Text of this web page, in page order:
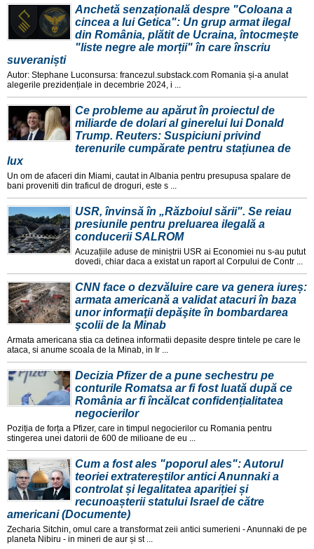
Anchetă senzațională despre "Coloana a
cincea a lui Getica": Un grup armat ilegal
din România, plătit de Ucraina, întocmește
"liste negre ale morții" în care înscriu
suveraniști
Autor: Stephane Luconsursa: francezul.substack.com Romania și-a anulat
alegerile prezidențiale in decembrie 2024, i ...
Ce probleme au apărut în proiectul de
miliarde de dolari al ginerelui lui Donald
Trump. Reuters: Suspiciuni privind
terenurile cumpărate pentru stațiunea de
lux
Un om de afaceri din Miami, cautat in Albania pentru presupusa spalare de
bani proveniti din traficul de droguri, este s ...
USR, învinsă în „Războiul sării". Se reiau
presiunile pentru preluarea ilegală a
conducerii SALROM
Acuzațiile aduse de miniștrii USR ai Economiei nu s-au putut
dovedi, chiar daca a existat un raport al Corpului de Contr ...
CNN face o dezvăluire care va genera iureș:
armata americană a validat atacuri în baza
unor informaţii depăşite în bombardarea
şcolii de la Minab
Armata americana stia ca detinea informatii depasite despre tintele pe care le
ataca, si anume scoala de la Minab, in Ir ...
Decizia Pfizer de a pune sechestru pe
conturile Romatsa ar fi fost luată după ce
România ar fi încălcat confidențialitatea
negocierilor
Poziția de forța a Pfizer, care in timpul negocierilor cu Romania pentru
stingerea unei datorii de 600 de milioane de eu ...
Cum a fost ales "poporul ales": Autorul
teoriei extratereștilor antici Anunnaki a
controlat și legalitatea apariției și
recunoașterii statului Israel de către
americani (Documente)
Zecharia Sitchin, omul care a transformat zeii antici sumerieni - Anunnaki de pe
planeta Nibiru - in mineri de aur și st ...